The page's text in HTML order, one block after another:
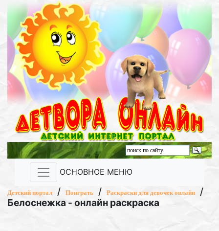
ОСНОВНОЕ МЕНЮ
Детский портал / Поиграть / Раскраски для девочек онлайн
/
Белоснежка - онлайн раскраска